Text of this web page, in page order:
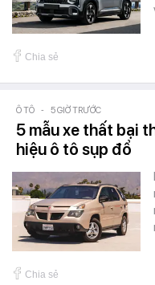
Chia sẻ
Ô TÔ - 5 GIỜ TRƯỚC
5 mẫu xe thất bại
hiệu ô tô sụp đổ
Chia sẻ